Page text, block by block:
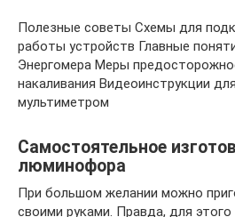
Полезные советы Схемы для
работы устройств Главные
Энергомера Меры
накаливания Видеоинструкции
мультиметром
Самостоятельное
люминофора
При большом желании можно
своими руками. Правда, для